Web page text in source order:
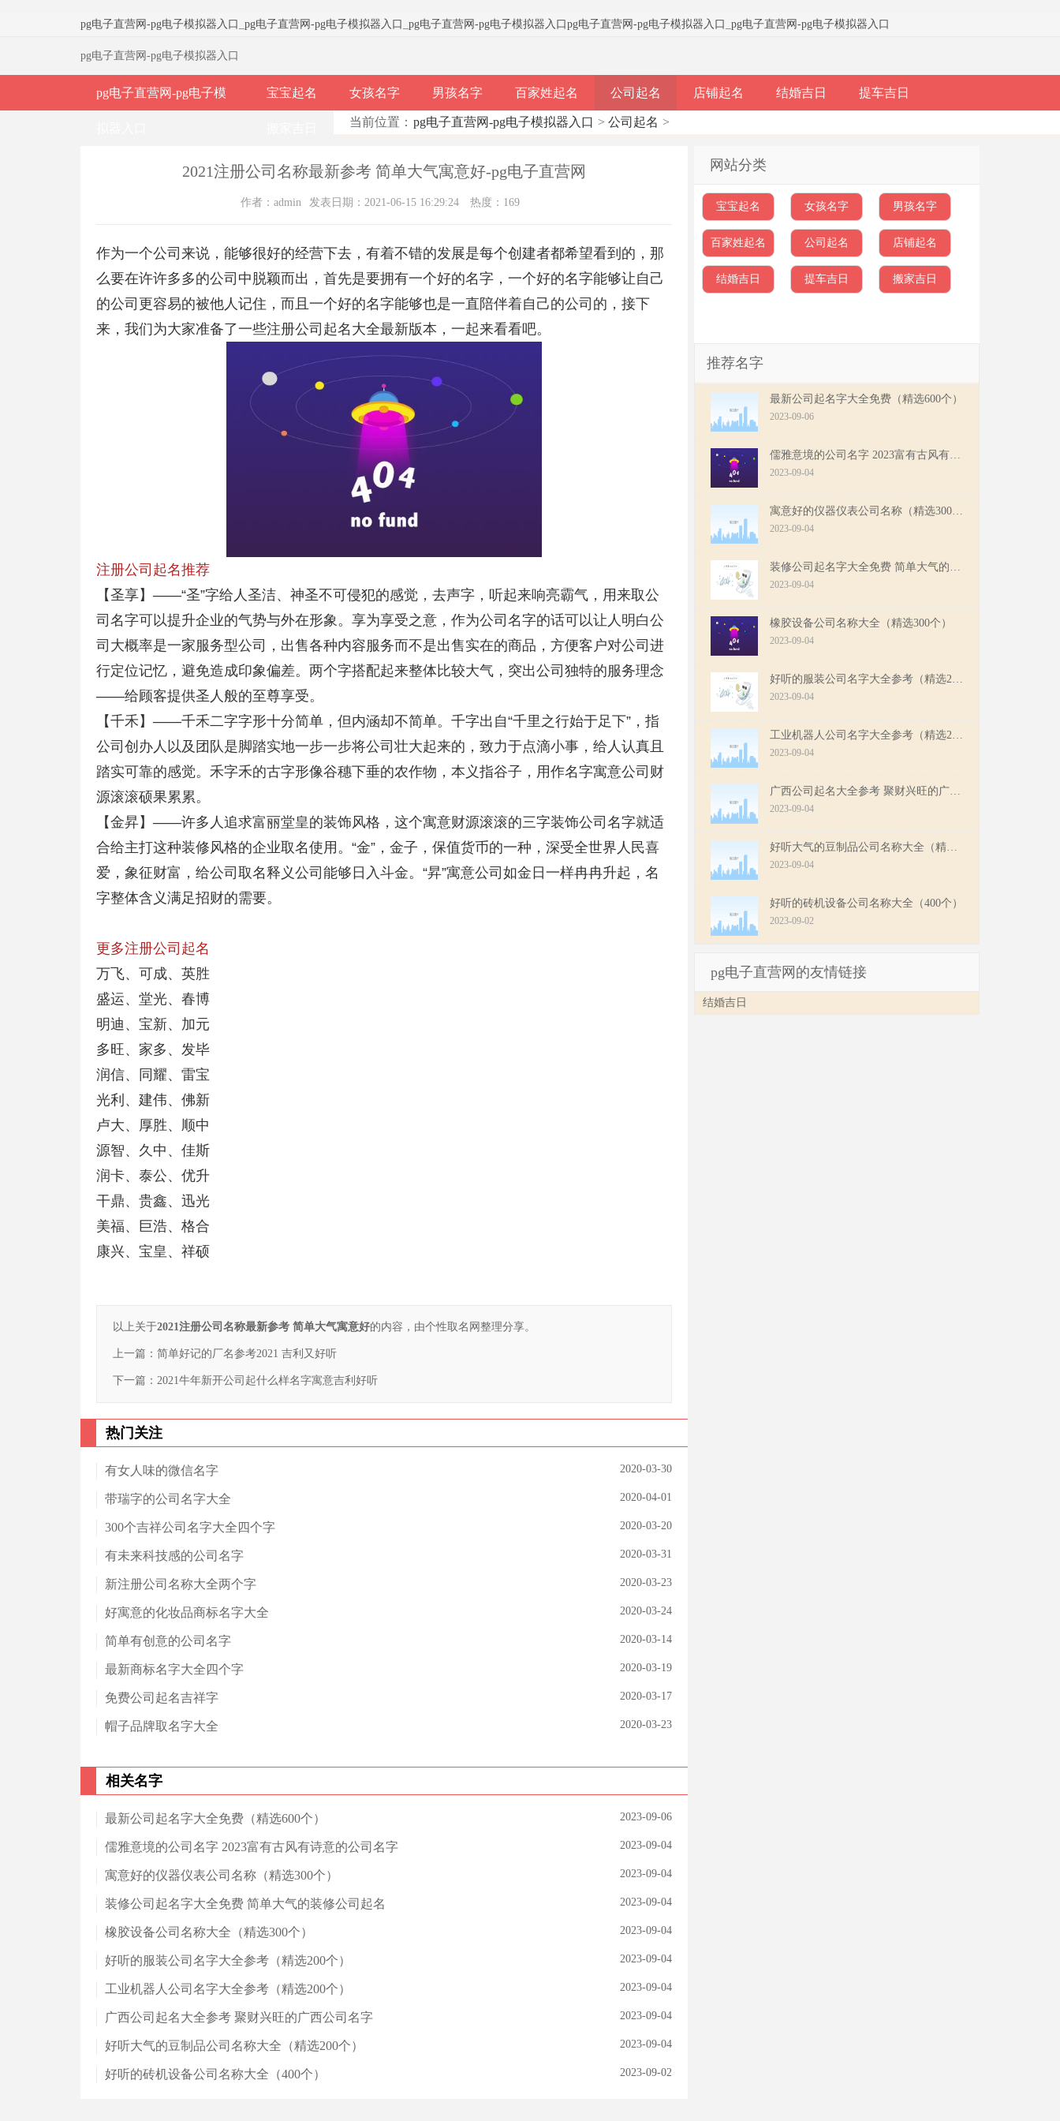
pg电子直营网-pg电子模拟器入口 pg电子直营网-pg电子模拟器入口 pg电子直营网-pg电子模拟器入口 pg电子直营网-pg电子模拟器入口 pg电子直营网-pg电子模拟器入口
pg电子直营网-pg电子模拟器入口
pg电子直营网-pg电子模 宝宝起名 女孩名字 男孩名字 百家姓起名 公司起名 店铺起名 结婚吉日 提车吉日
当前位置： pg电子直营网-pg电子模拟器入口 > 公司起名 >
2021注册公司名称最新参考 简单大气寓意好-pg电子直营网
作者：admin 发表日期：2021-06-15 16:29:24 热度：169
作为一个公司来说，能够很好的经营下去，有着不错的发展是每个创建者都希望看到的，那
么要在许许多多的公司中脱颖而出，首先是要拥有一个好的名字，一个好的名字能够让自己
的公司更容易的被他人记住，而且一个好的名字能够也是一直陪伴着自己的公司的，接下
来，我们为大家准备了一些注册公司起名大全最新版本，一起来看看吧。
注册公司起名推荐
【圣享】——“圣”字给人圣洁、神圣不可侵犯的感觉，去声字，听起来响亮霸气，用来取公
司名字可以提升企业的气势与外在形象。享为享受之意，作为公司名字的话可以让人明白公
司大概率是一家服务型公司，出售各种内容服务而不是出售实在的商品，方便客户对公司进
行定位记忆，避免造成印象偏差。两个字搭配起来整体比较大气，突出公司独特的服务理念
——给顾客提供圣人般的至尊享受。
【千禾】——千禾二字字形十分简单，但内涵却不简单。千字出自“千里之行始于足下”，指
公司创办人以及团队是脚踏实地一步一步将公司壮大起来的，致力于点滴小事，给人认真且
踏实可靠的感觉。禾字禾的古字形像谷穗下垂的农作物，本义指谷子，用作名字寓意公司财
源滚滚硕果累累。
【金昇】——许多人追求富丽堂皇的装饰风格，这个寓意财源滚滚的三字装饰公司名字就适
合给主打这种装修风格的企业取名使用。“金”，金子，保值货币的一种，深受全世界人民喜
爱，象征财富，给公司取名释义公司能够日入斗金。“昇”寓意公司如金日一样冉冉升起，名
字整体含义满足招财的需要。
更多注册公司起名
万飞、可成、英胜
盛运、堂光、春博
明迪、宝新、加元
多旺、家多、发毕
润信、同耀、雷宝
光利、建伟、佛新
卢大、厚胜、顺中
源智、久中、佳斯
润卡、泰公、优升
干鼎、贵鑫、迅光
美福、巨浩、格合
康兴、宝皇、祥硕
以上关于2021注册公司名称最新参考 简单大气寓意好的内容，由个性取名网整理分享。
上一篇： 简单好记的厂名参考2021 吉利又好听
下一篇： 2021牛年新开公司起什么样名字寓意吉利好听
热门关注
2020-03-30
有女人味的微信名字
2020-04-01
带瑞字的公司名字大全
2020-03-20
300个吉祥公司名字大全四个字
2020-03-31
有未来科技感的公司名字
2020-03-23
新注册公司名称大全两个字
2020-03-24
好寓意的化妆品商标名字大全
2020-03-14
简单有创意的公司名字
2020-03-19
最新商标名字大全四个字
2020-03-17
免费公司起名吉祥字
2020-03-23
帽子品牌取名字大全
相关名字
2023-09-06
最新公司起名字大全免费（精选600个）
2023-09-04
儒雅意境的公司名字 2023富有古风有诗意的公司名字
2023-09-04
寓意好的仪器仪表公司名称（精选300个）
2023-09-04
装修公司起名字大全免费 简单大气的装修公司起名
2023-09-04
橡胶设备公司名称大全（精选300个）
2023-09-04
好听的服装公司名字大全参考（精选200个）
2023-09-04
工业机器人公司名字大全参考（精选200个）
2023-09-04
广西公司起名大全参考 聚财兴旺的广西公司名字
2023-09-04
好听大气的豆制品公司名称大全（精选200个）
2023-09-02
好听的砖机设备公司名称大全（400个）
网站分类
宝宝起名 女孩名字 男孩名字
百家姓起名 公司起名 店铺起名
结婚吉日 提车吉日 搬家吉日
推荐名字
最新公司起名字大全免费（精选600个）
2023-09-06
2023-09-04
2023-09-04
2023-09-04
橡胶设备公司名称大全（精选300个）
2023-09-04
2023-09-04
2023-09-04
2023-09-04
2023-09-04
好听的砖机设备公司名称大全（400个）
2023-09-02
pg电子直营网的友情链接
结婚吉日